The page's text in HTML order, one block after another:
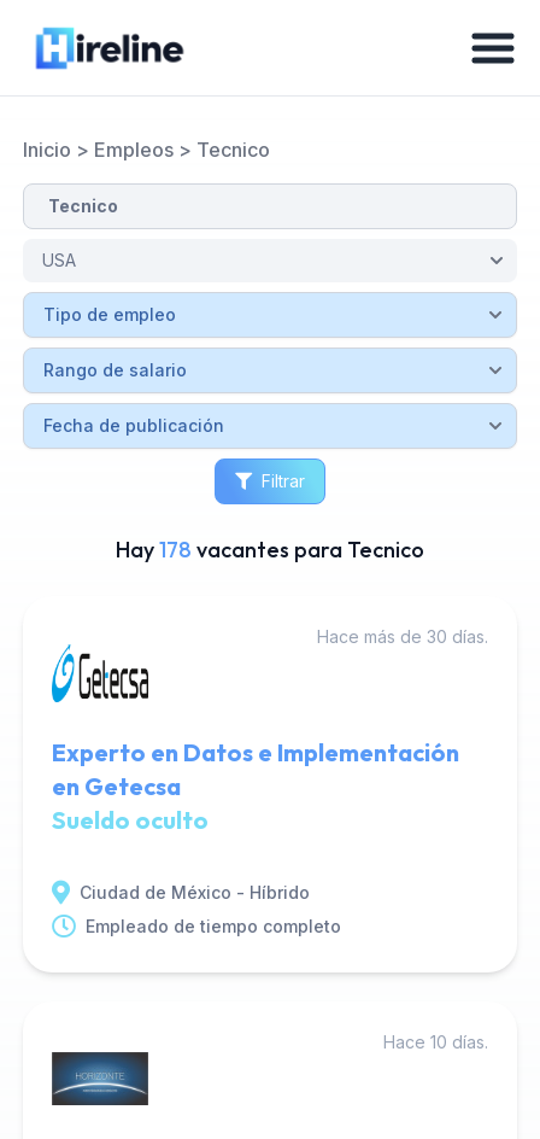
Inicio > Empleos> Tecnico
Filtrar
Hay178 vacantes para Tecnico
Hace más de 30 días.
Experto en Datos e Implementación
en Getecsa
Sueldo oculto
Ciudad de México - Híbrido
Empleado de tiempo completo
Hace 10 días.